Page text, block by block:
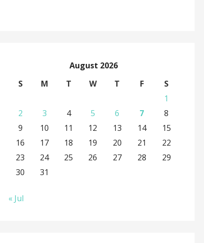
August 2026
S
M T W T F
S
1
2
3 4 5 6 7
8
9
10 11 12 13 14
15
16
17 18 19 20 21
22
23
24 25 26 27 28
29
30
31
« Jul